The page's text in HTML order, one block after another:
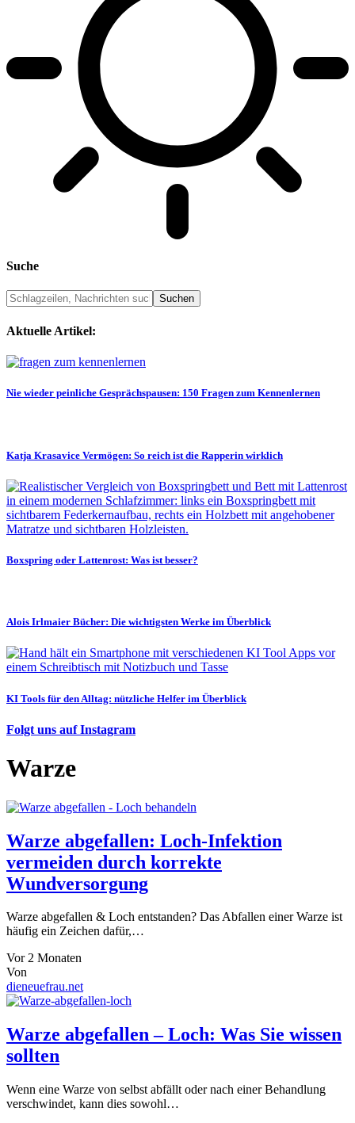
Suche
Aktuelle Artikel:
Nie wieder peinliche Gesprächspausen: 150 Fragen zum Kennenlernen
Katja Krasavice Vermögen: So reich ist die Rapperin wirklich
Boxspring oder Lattenrost: Was ist besser?
Alois Irlmaier Bücher: Die wichtigsten Werke im Überblick
KI Tools für den Alltag: nützliche Helfer im Überblick
Folgt uns auf Instagram
Warze
Warze abgefallen: Loch-Infektion
vermeiden durch korrekte
Wundversorgung
Warze abgefallen & Loch entstanden? Das Abfallen einer Warze ist
häufig ein Zeichen dafür,…
Vor 2 Monaten
Von
dieneuefrau.net
Warze abgefallen – Loch: Was Sie wissen
sollten
Wenn eine Warze von selbst abfällt oder nach einer Behandlung
verschwindet, kann dies sowohl…